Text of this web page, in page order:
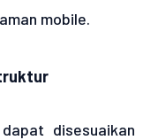
mobile.